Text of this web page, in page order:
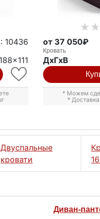
10436 от 37 050₽
Кровать
ДxГxВ
* Можем
*
Двуспальные
кровати
Диван-